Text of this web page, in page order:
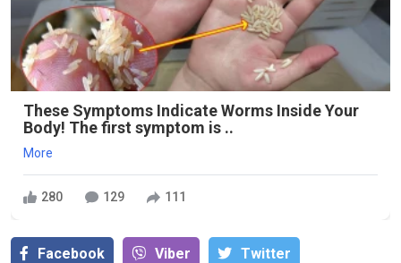
These Symptoms Indicate Worms Inside Your
Body! The first symptom is ..
More
280 129 111
Facebook Viber Тwitter